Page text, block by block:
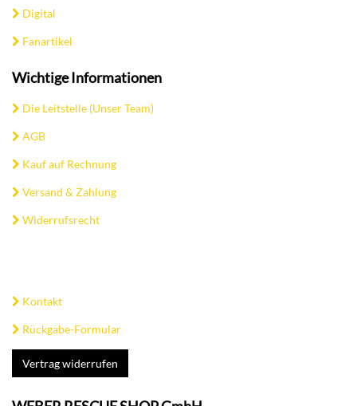
Digital
Fanartikel
Wichtige Informationen
Die Leitstelle (Unser Team)
AGB
Kauf auf Rechnung
Versand & Zahlung
Widerrufsrecht
Kontakt
Rückgabe-Formular
Vertrag widerrufen